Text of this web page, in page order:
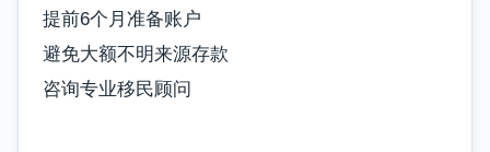
提前6个月准备账户
避免大额不明来源存款
咨询专业移民顾问